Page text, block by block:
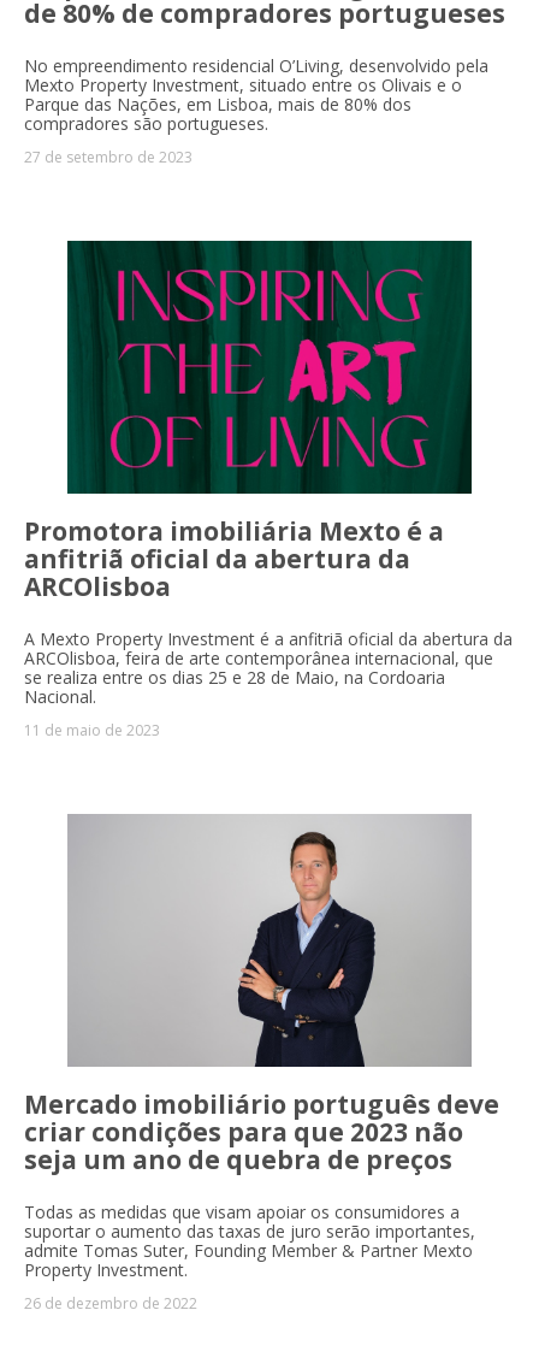
de 80% de compradores portugueses
No empreendimento residencial O’Living, desenvolvido pela
Mexto Property Investment, situado entre os Olivais e o
Parque das Nações, em Lisboa, mais de 80% dos
compradores são portugueses.
27 de setembro de 2023
Promotora imobiliária Mexto é a
anfitriã oficial da abertura da
ARCOlisboa
A Mexto Property Investment é a anfitriã oficial da abertura da
ARCOlisboa, feira de arte contemporânea internacional, que
se realiza entre os dias 25 e 28 de Maio, na Cordoaria
Nacional.
11 de maio de 2023
Mercado imobiliário português deve
criar condições para que 2023 não
seja um ano de quebra de preços
Todas as medidas que visam apoiar os consumidores a
suportar o aumento das taxas de juro serão importantes,
admite Tomas Suter, Founding Member & Partner Mexto
Property Investment.
26 de dezembro de 2022